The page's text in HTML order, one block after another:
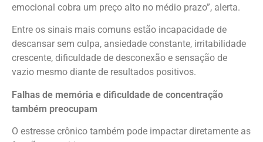
emocional cobra um preço alto no médio prazo”, alerta.
Entre os sinais mais comuns estão incapacidade de
descansar sem culpa, ansiedade constante, irritabilidade
crescente, dificuldade de desconexão e sensação de
vazio mesmo diante de resultados positivos.
Falhas de memória e dificuldade de concentração
também preocupam
O estresse crônico também pode impactar diretamente as